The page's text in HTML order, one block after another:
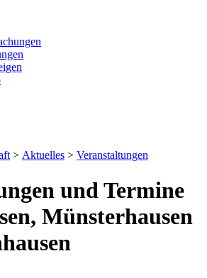
> Aktuelles > Veranstaltungen
und Termine
Münsterhausen